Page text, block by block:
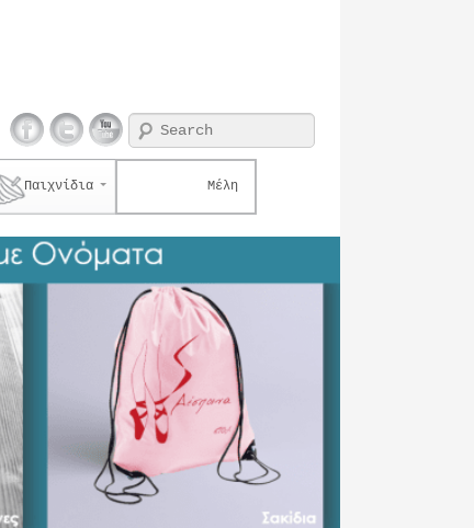
Παιχνίδια Μέλη